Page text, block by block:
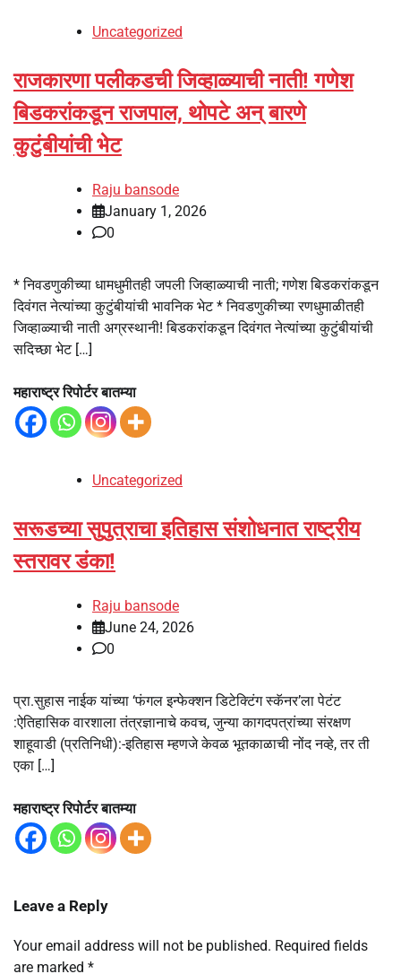
Uncategorized
राजकारणा पलीकडची जिव्हाळ्याची नाती! गणेश
बिडकरांकडून राजपाल, थोपटे अन् बारणे
कुटुंबीयांची भेट
Raju bansode
January 1, 2026
0
* निवडणुकीच्या धामधुमीतही जपली जिव्हाळ्याची नाती; गणेश बिडकरांकडून
दिवंगत नेत्यांच्या कुटुंबीयांची भावनिक भेट * निवडणुकीच्या रणधुमाळीतही
जिव्हाळ्याची नाती अग्रस्थानी! बिडकरांकडून दिवंगत नेत्यांच्या कुटुंबीयांची
सदिच्छा भेट […]
महाराष्ट्र रिपोर्टर बातम्या
Uncategorized
सरूडच्या सुपुत्राचा इतिहास संशोधनात राष्ट्रीय
स्तरावर डंका!
Raju bansode
June 24, 2026
0
प्रा.सुहास नाईक यांच्या ‘फंगल इन्फेक्शन डिटेक्टिंग स्कॅनर’ला पेटंट
:ऐतिहासिक वारशाला तंत्रज्ञानाचे कवच, जुन्या कागदपत्रांच्या संरक्षण
शाहूवाडी (प्रतिनिधी):-इतिहास म्हणजे केवळ भूतकाळाची नोंद नव्हे, तर ती
एका […]
महाराष्ट्र रिपोर्टर बातम्या
Leave a Reply
Your email address will not be published. Required fields
are marked *